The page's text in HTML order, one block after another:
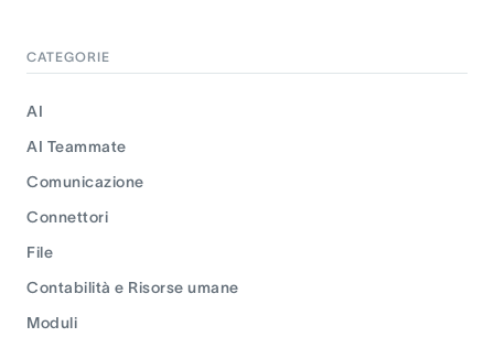
CATEGORIE
AI
AI Teammate
Comunicazione
Connettori
File
Contabilità e Risorse umane
Moduli